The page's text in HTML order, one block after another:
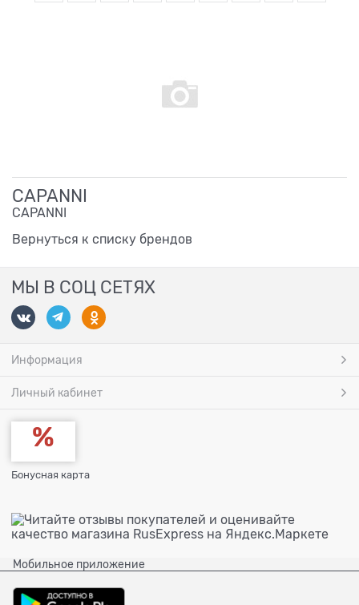
CAPANNI
CAPANNI
Вернуться к списку брендов
МЫ В СОЦ СЕТЯХ
Информация
Личный кабинет
Бонусная карта
Мобильное приложение